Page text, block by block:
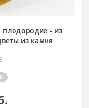
плодородие - из
из камня
0